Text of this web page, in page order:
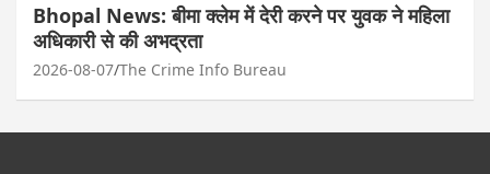
Bhopal News: बीमा क्लेम में देरी करने पर युवक ने महिला
अधिकारी से की अभद्रता
2026-08-07 The Crime Info Bureau